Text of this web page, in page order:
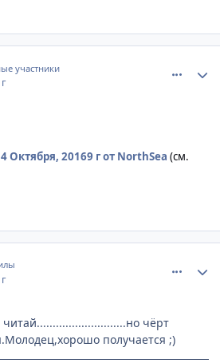
участники
Октября, 20169 гот NorthSea (см.
чёрт
получается ;)